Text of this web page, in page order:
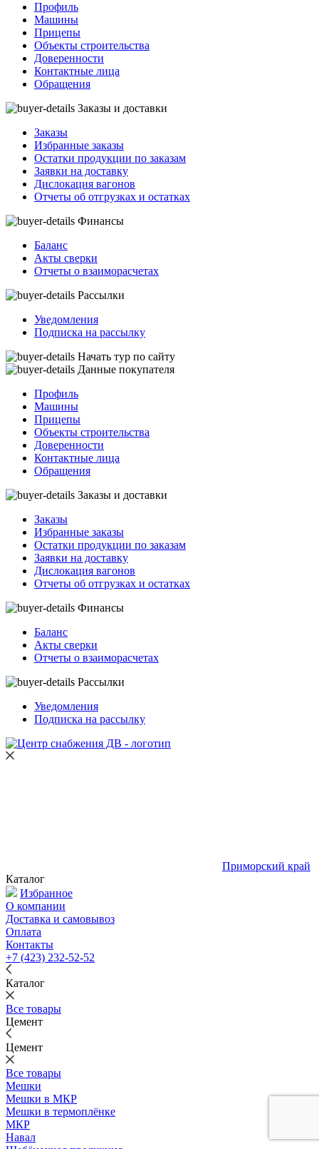
Профиль
Машины
Прицепы
Объекты строительства
Доверенности
Контактные лица
Обращения
Заказы и доставки
Заказы
Избранные заказы
Остатки продукции по заказам
Заявки на доставку
Дислокация вагонов
Отчеты об отгрузках и остатках
Финансы
Баланс
Акты сверки
Отчеты о взаиморасчетах
Рассылки
Уведомления
Подписка на рассылку
Начать тур по сайту
Данные покупателя
Профиль
Машины
Прицепы
Объекты строительства
Доверенности
Контактные лица
Обращения
Заказы и доставки
Заказы
Избранные заказы
Остатки продукции по заказам
Заявки на доставку
Дислокация вагонов
Отчеты об отгрузках и остатках
Финансы
Баланс
Акты сверки
Отчеты о взаиморасчетах
Рассылки
Уведомления
Подписка на рассылку
Приморский край
Каталог
Избранное
О компании
Доставка и самовывоз
Оплата
Контакты
+7 (423) 232-52-52
Каталог
Все товары
Цемент
Цемент
Все товары
Мешки
Мешки в МКР
Мешки в термоплёнке
МКР
Навал